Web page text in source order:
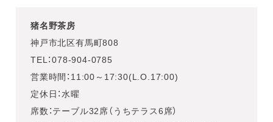
猪名野茶房
神戸市北区有馬町808
TEL：078-904-0785
営業時間：11:00～17:30(L.O.17:00)
定休日：水曜
席数：テーブル32席（うちテラス6席）